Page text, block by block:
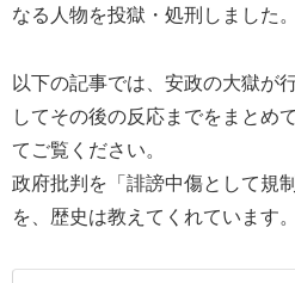
なる人物を投獄・処刑しました
以下の記事では、安政の大獄が
してその後の反応までをまとめ
てご覧ください。
政府批判を「誹謗中傷として規
を、歴史は教えてくれています。